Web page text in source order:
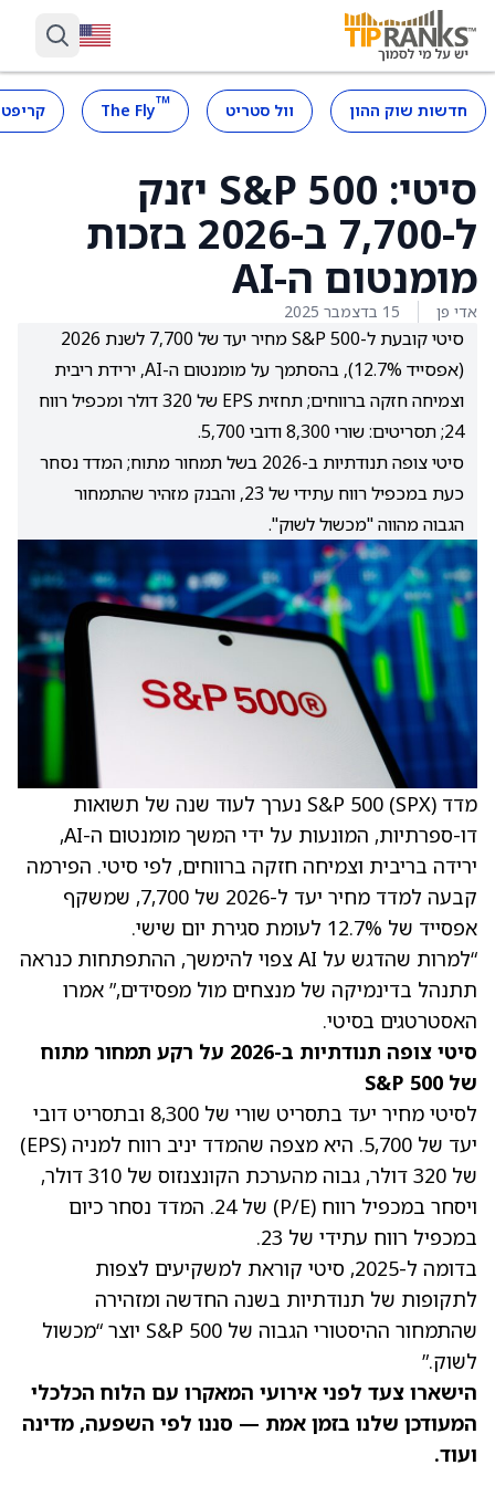
חדשות שוק ההון וול סטריט ™
The Fly
סיטי: S&P 500 יזנק
ל-7,700 ב-2026 בזכות
מומנטום ה-AI
אדי פן 15 בדצמבר 2025
סיטי קובעת ל-S&P 500 מחיר יעד של 7,700 לשנת 2026
(אפסייד 12.7%), בהסתמך על מומנטום ה-AI, ירידת ריבית
וצמיחה חזקה ברווחים; תחזית EPS של 320 דולר ומכפיל רווח
24; תסריטים: שורי 8,300 ודובי 5,700.
סיטי צופה תנודתיות ב-2026 בשל תמחור מתוח; המדד נסחר
כעת במכפיל רווח עתידי של 23, והבנק מזהיר שהתמחור
הגבוה מהווה "מכשול לשוק".
מדד S&P 500 (SPX) נערך לעוד שנה של תשואות
דו-ספרתיות, המונעות על ידי המשך מומנטום ה-AI,
ירידה בריבית וצמיחה חזקה ברווחים, לפי סיטי. הפירמה
קבעה למדד מחיר יעד ל-2026 של 7,700, שמשקף
אפסייד של 12.7% לעומת סגירת יום שישי.
“למרות שהדגש על AI צפוי להימשך, ההתפתחות כנראה
תתנהל בדינמיקה של מנצחים מול מפסידים,” אמרו
האסטרטגים בסיטי.
סיטי צופה תנודתיות ב-2026 על רקע תמחור מתוח
של S&P 500
לסיטי מחיר יעד בתסריט שורי של 8,300 ובתסריט דובי
יעד של 5,700. היא מצפה שהמדד יניב רווח למניה (EPS)
של 320 דולר, גבוה מהערכת הקונצנזוס של 310 דולר,
ויסחר במכפיל רווח (P/E) של 24. המדד נסחר כיום
במכפיל רווח עתידי של 23.
בדומה ל-2025, סיטי קוראת למשקיעים לצפות
לתקופות של תנודתיות בשנה החדשה ומזהירה
שהתמחור ההיסטורי הגבוה של S&P 500 יוצר “מכשול
לשוק.”
הישארו צעד לפני אירועי המאקרו עם הלוח הכלכלי
המעודכן שלנו בזמן אמת — סננו לפי השפעה, מדינה
ועוד.